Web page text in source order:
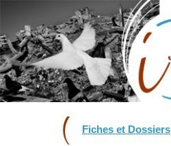
Fiches et Dossiers